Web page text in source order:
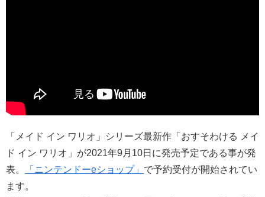
「メイド イン ワリオ」シリーズ最新作「おすそわける メイ
ド イン ワリオ」が2021年9月10日に発売予定である事が発
表。
「ニンテンドーeショップ」 で予約受付が開始されてい
ます。